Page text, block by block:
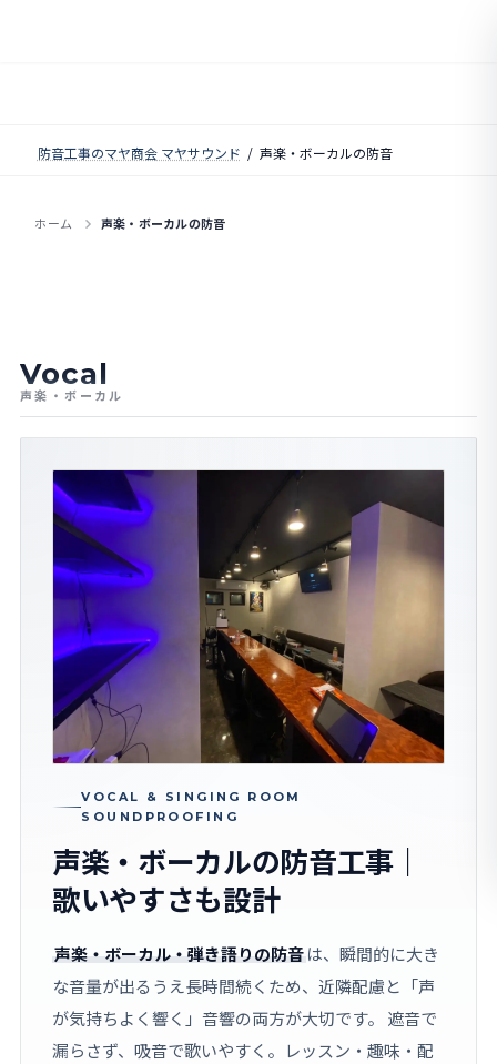
防音工事のマヤ商会 マヤサウンド 声楽・ボーカルの防音
ホーム 声楽・ボーカルの防音
Vocal
声楽・ボーカル
VOCAL & SINGING ROOM
SOUNDPROOFING
声楽・ボーカルの防音工事｜
歌いやすさも設計
声楽・ボーカル・弾き語りの防音 は、瞬間的に大き
な音量が出るうえ長時間続くため、近隣配慮と「声
が気持ちよく響く」音響の両方が大切です。 遮音で
漏らさず、吸音で歌いやすく。レッスン・趣味・配